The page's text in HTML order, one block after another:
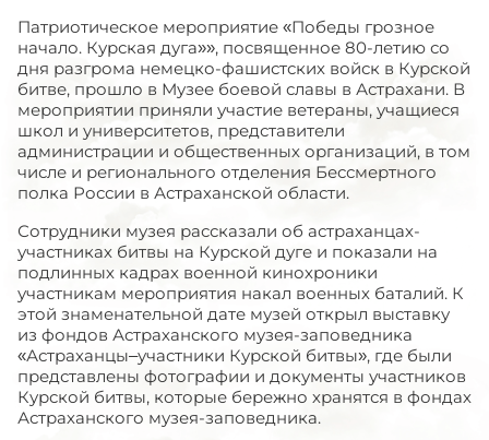
Патриотическое мероприятие «Победы грозное
начало. Курская дуга»», посвященное 80-летию со
дня разгрома немецко-фашистских войск в Курской
битве, прошло в Музее боевой славы в Астрахани. В
мероприятии приняли участие ветераны, учащиеся
школ и университетов, представители
администрации и общественных организаций, в том
числе и регионального отделения Бессмертного
полка России в Астраханской области.
Сотрудники музея рассказали об астраханцах-
участниках битвы на Курской дуге и показали на
подлинных кадрах военной кинохроники
участникам мероприятия накал военных баталий. К
этой знаменательной дате музей открыл выставку
из фондов Астраханского музея-заповедника
«Астраханцы–участники Курской битвы», где были
представлены фотографии и документы участников
Курской битвы, которые бережно хранятся в фондах
Астраханского музея-заповедника.